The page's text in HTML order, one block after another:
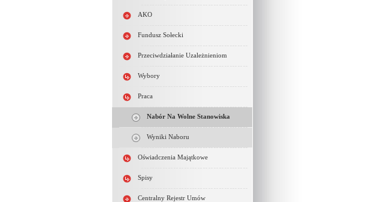
AKO
Fundusz Sołecki
Przeciwdziałanie Uzależnieniom
Wybory
Praca
Nabór Na Wolne Stanowiska
Wyniki Naboru
Oświadczenia Majątkowe
Spisy
Centralny Rejestr Umów